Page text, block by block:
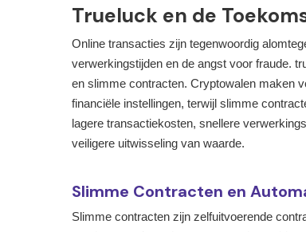
Trueluck en de
Online transacties zijn tegenwoordig
verwerkingstijden en de angst voor fraude.
en slimme contracten. Cryptowalen maken
financiële instellingen, terwijl slimme
lagere transactiekosten, snellere
veiligere uitwisseling van waarde.
Slimme Contracten en
Slimme contracten zijn zelfuitvoerende